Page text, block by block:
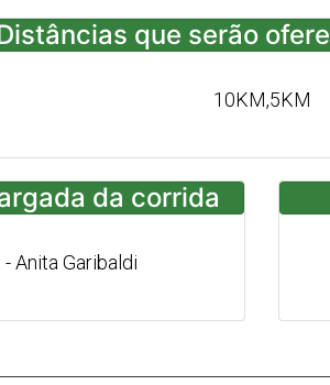
que serão
10KM,5KM
da corrida
Anita Garibaldi